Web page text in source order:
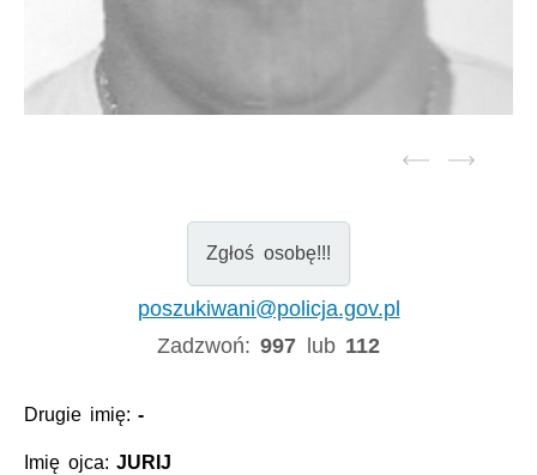
Zgłoś osobę!!!
poszukiwani@policja.gov.pl
Zadzwoń:997 lub 112
Drugie imię:-
Imię ojca:JURIJ